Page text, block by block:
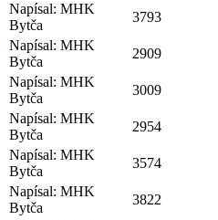
Napísal: MHK
Bytča
3793
Napísal: MHK
Bytča
2909
Napísal: MHK
Bytča
3009
Napísal: MHK
Bytča
2954
Napísal: MHK
Bytča
3574
Napísal: MHK
Bytča
3822